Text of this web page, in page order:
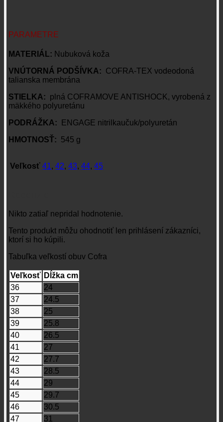
PARAMETRE
MATERIÁL: Nubuková koža
VNÚTORNÁ PODŠÍVKA: COFRA-TEX vodeodoná
talianska membrána
STIELKA: plná COFRAMOVE ANTISHOCK, vyrobená z
mäkkého polyuretánu
PODRÁŽKA: ENGAGE nitrilkaučuk/polyuretán
HMOTNOSŤ: 545 g
Veľkosť 41,42,43,44,45
Nikto zatiaľ nepridal hodnotenie.
Tento produkt môžu ohodnotiť len prihlásení zákazníci,
ktorí si ho kúpili.
Tabuľka veľkostí obuv Cofra
Veľkosť Dĺžka cm
36
24
37
24.5
38
25
39
25.8
40
26.5
41
27
42
27.7
43
28.5
44
29
45
29.7
46
30.5
47
31